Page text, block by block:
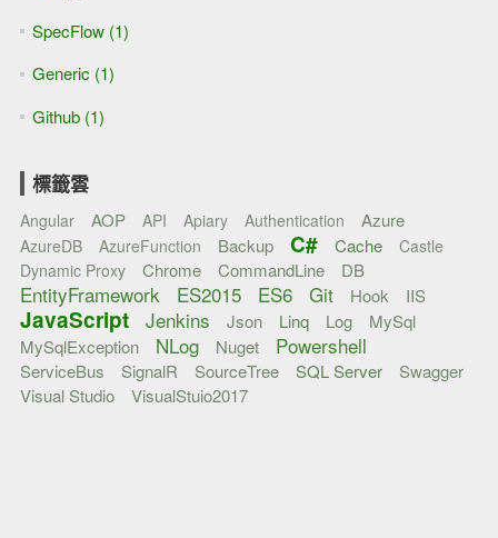
SpecFlow (1)
Generic (1)
Github (1)
標籤雲
Angular AOP API Apiary Authentication Azure
AzureDB AzureFunction Backup C# Cache
Castle
Dynamic Proxy
Chrome CommandLine DB
EntityFramework ES2015 ES6 Git Hook IIS
JavaScript Jenkins Json Linq Log
MySql
MySqlException
NLog Nuget Powershell
ServiceBus SignalR SourceTree SQL Server
Swagger
Visual Studio
VisualStuio2017